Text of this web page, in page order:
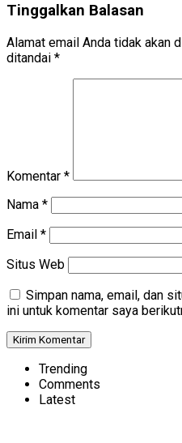
Tinggalkan Balasan
Alamat email Anda tidak akan
ditandai *
Komentar *
Nama *
Email *
Situs Web
Simpan nama, email, dan
ini untuk komentar saya
Trending
Comments
Latest